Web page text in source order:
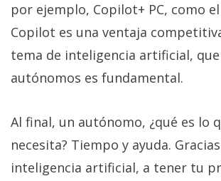
por ejemplo, Copilot+ PC, como
Copilot es una ventaja
tema de inteligencia artificial,
autónomos es fundamental.
Al final, un autónomo, ¿qué es lo
necesita? Tiempo y ayuda.
inteligencia artificial, a tener tu